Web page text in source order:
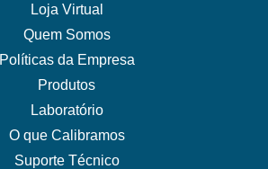
Loja Virtual
Quem Somos
Políticas da Empresa
Produtos
Laboratório
O que Calibramos
Suporte Técnico